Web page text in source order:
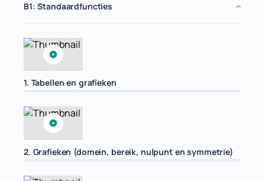
B1: Standaardfuncties
1. Tabellen en grafieken
2. Grafieken (domein, bereik, nulpunt en symmetrie)